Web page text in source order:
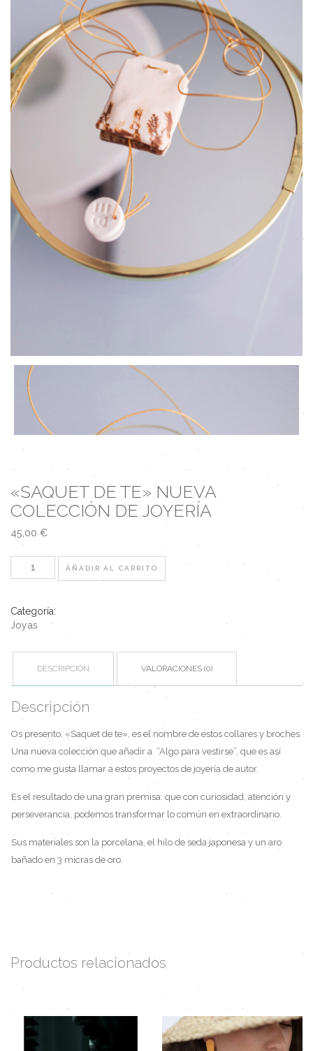
«SAQUET DE TE» NUEVA
COLECCIÓN DE JOYERÍA
45,00 €
AÑADIR AL CARRITO
Categoría:
Joyas
DESCRIPCIÓN VALORACIONES (0)
Descripción
Os presento, «Saquet de te», es el nombre de estos collares y broches.
Una nueva colección que añadir a “Algo para vestirse”, que es así
como me gusta llamar a estos proyectos de joyería de autor.
Es el resultado de una gran premisa: que con curiosidad, atención y
perseverancia, podemos transformar lo común en extraordinario.
Sus materiales son la porcelana, el hilo de seda japonesa y un aro
bañado en 3 micras de oro.
Productos relacionados